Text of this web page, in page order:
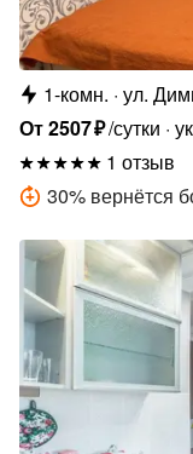
1-комн. ул.
От2507₽/сутки
1 отзыв
30% вернётся